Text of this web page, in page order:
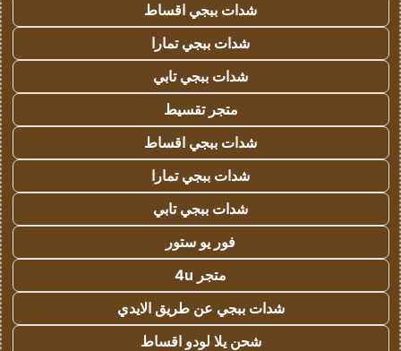
شدات ببجي اقساط
شدات ببجي تمارا
شدات ببجي تابي
متجر تقسيط
شدات ببجي اقساط
شدات ببجي تمارا
شدات ببجي تابي
فور يو ستور
متجر 4u
شدات ببجي عن طريق الايدي
شحن يلا لودو اقساط